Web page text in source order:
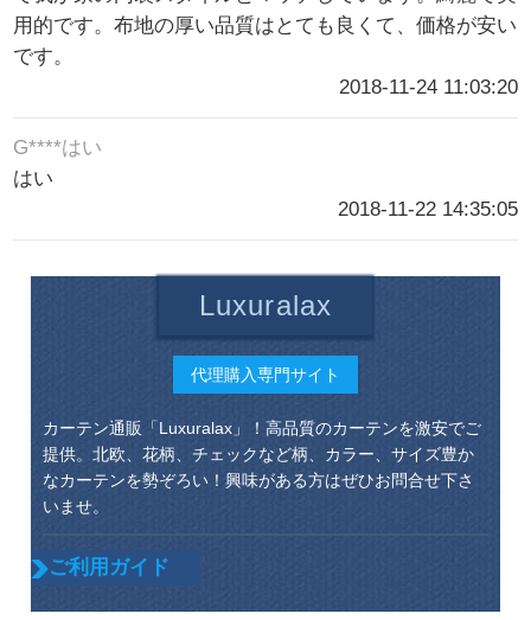
用的です。布地の厚い品質はとても良くて、価格が安い
です。
2018-11-24 11:03:20
G****はい
はい
2018-11-22 14:35:05
Luxuralax
代理購入専門サイト
カーテン通販「Luxuralax」！高品質のカーテンを激安でご
提供。北欧、花柄、チェックなど柄、カラー、サイズ豊か
なカーテンを勢ぞろい！興味がある方はぜひお問合せ下さ
いませ。
ご利用ガイド